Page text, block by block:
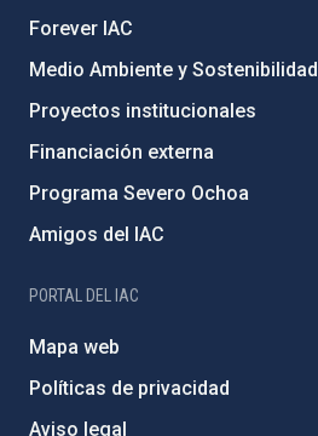
Forever IAC
Medio Ambiente y Sostenibilidad
Proyectos institucionales
Financiación externa
Programa Severo Ochoa
Amigos del IAC
PORTAL DEL IAC
Mapa web
Políticas de privacidad
Aviso legal